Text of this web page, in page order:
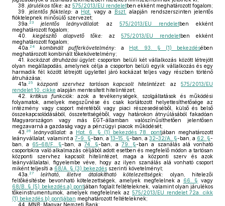
38. járulékos tőke: az 575/2013/EU rendeletben ekként meghatározott fogalom;
39.
jelentős fióktelep: a Hpt. vagy a Bszt.
alapján rendszerszinten jelentős
fióktelepnek minősülő szervezet;
39a. 23 jelentős leányvállalat: az 575/2013/EU rendeletben ekként
meghatározott fogalom;
40.
kiegészítő alapvető tőke: az575/2013/EU rendeletben ekként
meghatározott fogalom;
40a. 24 kombinált pufferkövetelmény: a Hpt. 93. § (1) bekezdésében
meghatározott kombinált tőkekövetelmény;
41.
kockázat átruházási ügylet: csoporton belüli két vállalkozás között létrejött
olyan megállapodás, amelynek célja a csoporton belüli egyik vállalkozás és egy
harmadik fél között létrejött ügylettel járó kockázat teljes vagy részben történő
átruházása;
41a. 25 központi szervhez tartósan kapcsolt hitelintézet: az575/2013/EU
rendelet 10. cikke alapján mentesített hitelintézet;
42.
kritikus funkciók:azok a tevékenységek, szolgáltatások és működési
folyamatok, amelyek megszűnése és csak korlátozott helyettesíthetősége az
intézmény vagy csoport méretéből vagy piaci részesedéséből, külső és belső
összekapcsolódásából, összetettségéből, vagy határokon átnyúlásából fakadóan
Magyarországon vagy más EGT-államban valószínűsíthetően jelentősen
megzavarná a gazdaság vagy a pénzügyi piacok működését;
43. 26 leányvállalat: a Hpt. 6. § (1) bekezdés 78. pontjában meghatározott
leányvállalat, valamint a7–9. §-ban, a 13–15. §-ban, a32–32/A. §-ban, a 62. §-
ban, a 65–68/F. §-ban, a74. §-ban, a 79. §-ban a szanálás alá vonható
csoportokra való alkalmazás céljából adott esetben és megfelelő módon a tartósan
központi szervhez kapcsolt hitelintézet, maga a központi szerv és azok
leányvállalatai, figyelembe véve, hogy az ilyen szanálás alá vonható csoport
miként teljesíti a 68/A. § (3) bekezdés szerinti követelményt;
43a. 27 leírható, illetve átalakítható kötelezettségek: olyan, hitelezői
feltőkésítésbe bevonható kötelezettségek, amelyek megfelelnek a
66. § vagy
68/B. § (5) bekezdés a) pontjában foglalt feltételeknek, valamint olyan járulékos
tőkeinstrumentumok, amelyek megfelelnek az 575/2013/EU rendelet 72a. cikk
(1) bekezdés b) pontjában meghatározott feltételeknek;
44. MNB: Magyar Nemzeti Bank;